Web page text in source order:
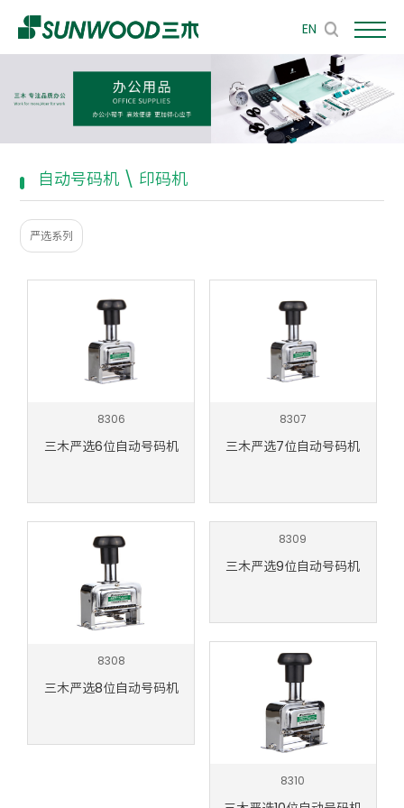
EN
自动号码机 \ 印码机
严选系列
8306
三木严选6位自动号码机
8307
三木严选7位自动号码机
8308
三木严选8位自动号码机
8309
三木严选9位自动号码机
8310